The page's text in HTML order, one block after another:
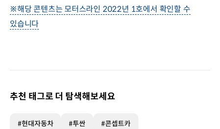
※해당 콘텐츠는 모터스라인 2022년 1호에서 확인할 수
있습니다
추천 태그로 더 탐색해보세요
#현대자동차 #투싼 #콘셉트카